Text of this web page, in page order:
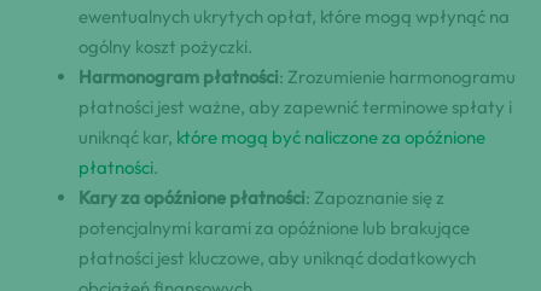
ewentualnych ukrytych opłat, które mogą wpłynąć na
ogólny koszt pożyczki.
Harmonogram płatności: Zrozumienie harmonogramu
płatności jest ważne, aby zapewnić terminowe spłaty i
uniknąć kar, które mogą być naliczone za opóźnione
płatności.
Kary za opóźnione płatności: Zapoznanie się z
potencjalnymi karami za opóźnione lub brakujące
płatności jest kluczowe, aby uniknąć dodatkowych